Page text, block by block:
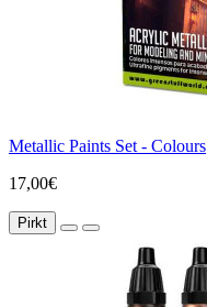
Metallic Paints Set - Colours
17,00€
Pirkt